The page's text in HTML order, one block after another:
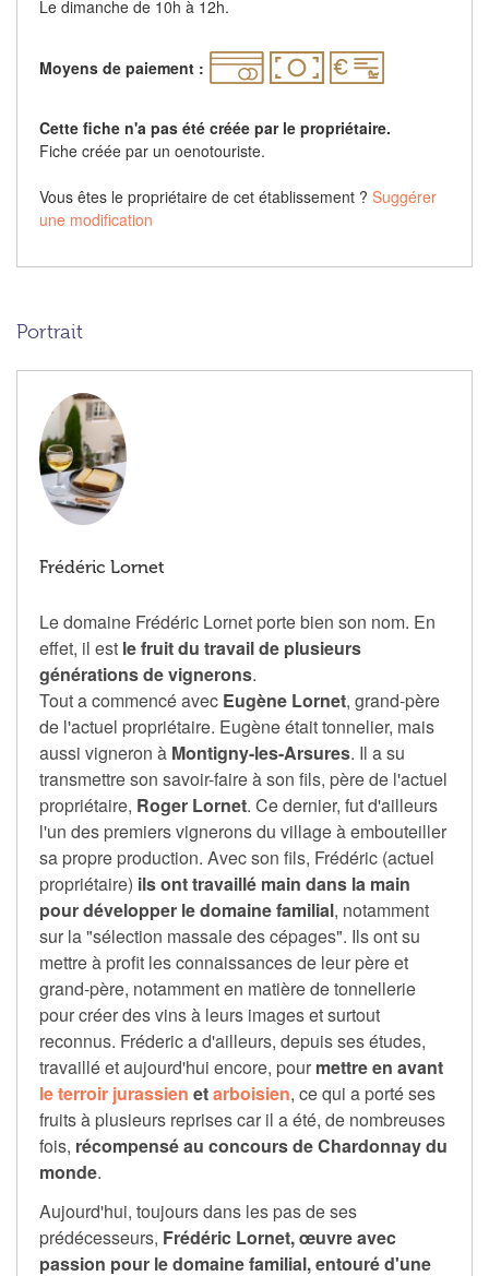
Le dimanche de 10h à 12h.
Moyens de paiement :
Cette fiche n'a pas été créée par le propriétaire.
Fiche créée par un oenotouriste.
Vous êtes le propriétaire de cet établissement ? Suggérer
une modification
Portrait
Frédéric Lornet
Le domaine Frédéric Lornet porte bien son nom. En
effet, il est le fruit du travail de plusieurs
générations de vignerons.
Tout a commencé avec Eugène Lornet, grand-père
de l'actuel propriétaire. Eugène était tonnelier, mais
aussi vigneron à Montigny-les-Arsures. Il a su
transmettre son savoir-faire à son fils, père de l'actuel
propriétaire, Roger Lornet. Ce dernier, fut d'ailleurs
l'un des premiers vignerons du village à embouteiller
sa propre production. Avec son fils, Frédéric (actuel
propriétaire) ils ont travaillé main dans la main
pour développer le domaine familial, notamment
sur la "sélection massale des cépages". Ils ont su
mettre à profit les connaissances de leur père et
grand-père, notamment en matière de tonnellerie
pour créer des vins à leurs images et surtout
reconnus. Fréderic a d'ailleurs, depuis ses études,
travaillé et aujourd'hui encore, pour mettre en avant
le terroir jurassien etarboisien, ce qui a porté ses
fruits à plusieurs reprises car il a été, de nombreuses
fois, récompenséau concours de Chardonnay du
monde.
Aujourd'hui, toujours dans les pas de ses
prédécesseurs, Frédéric Lornet, œuvre avec
passion pour le domaine familial, entouré d'une